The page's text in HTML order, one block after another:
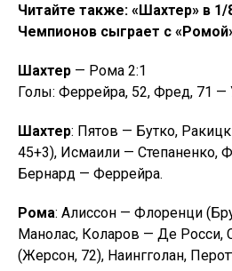
Читайте также: «Шахтер» в
Чемпионов сыграет с
Шахтер — Рома 2:1
Голы: Феррейра, 52, Фред, 71 —
Шахтер: Пятов — Бутко,
45+3), Исмаили — Степаненко,
Бернард — Феррейра.
Рома: Алиссон — Флоренци
Манолас, Коларов — Де Росси,
(Жерсон, 72), Наингголан,